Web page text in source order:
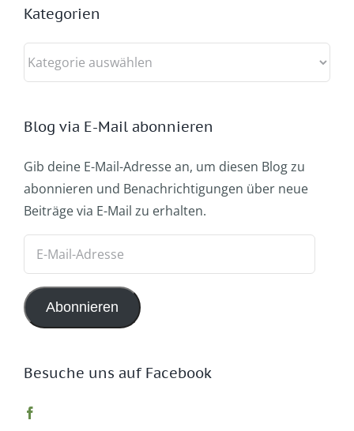
Kategorien
Kategorien
Blog via E-Mail abonnieren
Gib deine E-Mail-Adresse an, um diesen Blog zu
abonnieren und Benachrichtigungen über neue
Beiträge via E-Mail zu erhalten.
Adresse
Abonnieren
Besuche uns auf Facebook